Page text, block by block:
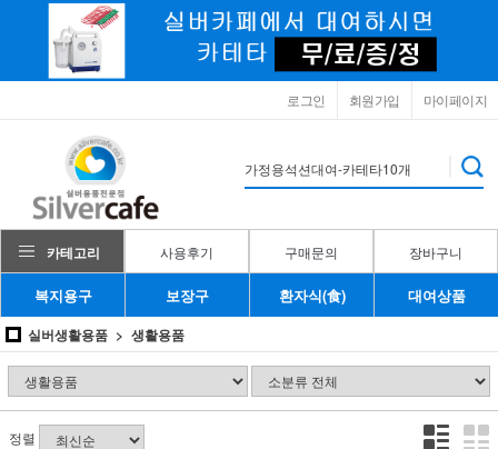
마이페이지
회원가입
로그인
카테고리 사용후기 구매문의 장바구니
복지용구 보장구 환자식(食) 대여상품
실버생활용품 생활용품
정렬